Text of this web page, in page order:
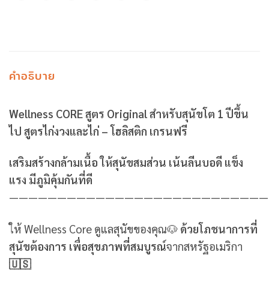
คำอธิบาย
Wellness CORE สูตร Original สำหรับสุนัขโต 1 ปีขึ้น
ไป สูตรไก่งวงและไก่ – โฮลิสติก เกรนฟรี
เสริมสร้างกล้ามเนื้อ ให้สุนัขสมส่วน เน้นลีนบอดี แข็ง
แรง มีภูมิคุ้มกันที่ดี
ให้ Wellness Core ดูแลสุนัขของคุณ🐶 ด้วยโภชนาการที่
สุนัขต้องการ เพื่อสุขภาพที่สมบูรณ์จากสหรัฐอเมริกา
🇺🇸